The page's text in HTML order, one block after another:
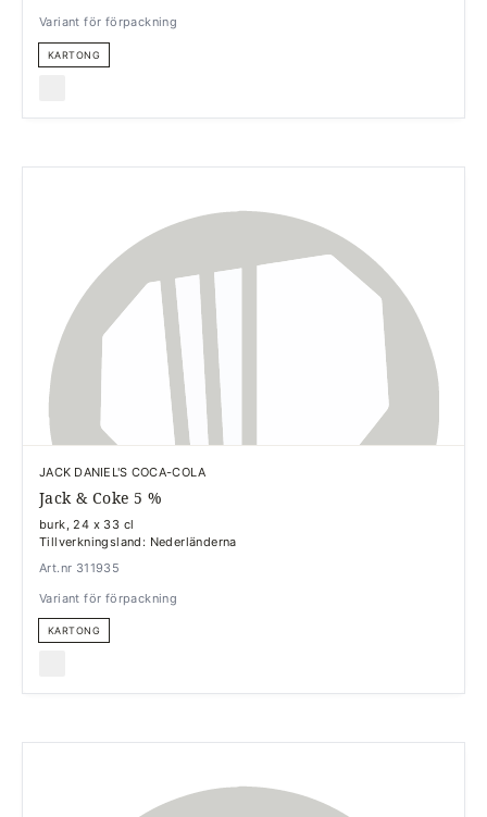
Variant för förpackning
KARTONG
JACK DANIEL'S COCA-COLA
Jack & Coke 5 %
burk, 24 x 33 cl
Tillverkningsland: Nederländerna
Art.nr 311935
Variant för förpackning
KARTONG